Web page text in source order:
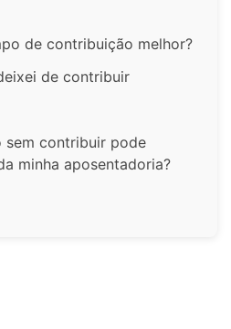
de contribuição melhor?
de contribuir
sem contribuir pode
minha aposentadoria?